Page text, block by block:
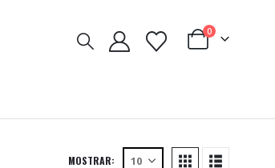
0
MOSTRAR: